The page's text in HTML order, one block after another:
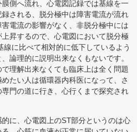
側へ流れ、心電図記録では基線を一
される、脱分極中は障害電流が流れ
電流の影響がなく、非脱分極中には
昇するので、心電図において脱分極
線に比べて相対的に低下しているよう
論理的に説明出来なくもないです。
理解出来なくても臨床上は全く問題
たい人は循環器内科医になって、さ
門の道に行き、心行くまで探究され
に、心電図上のST部分というのは心